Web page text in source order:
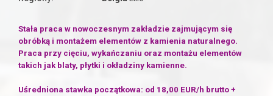
Stała praca w nowoczesnym zakładzie zajmującym się
obróbką i montażem elementów z kamienia naturalnego.
Praca przy cięciu, wykańczaniu oraz montażu elementów
takich jak blaty, płytki i okładziny kamienne.
Uśredniona stawka początkowa: od 18,00 EUR/h brutto +